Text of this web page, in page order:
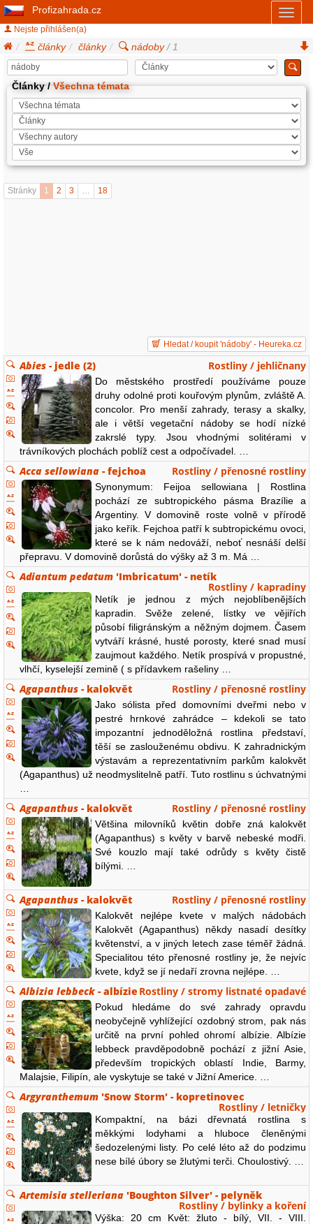
Profizahrada.cz
Nejste přihlášen(a)
články články nádoby/ 1
Články /Všechna témata
Stránky 1 2 3 18
Hledat / koupit 'nádoby' - Heureka.cz
Abies - jedle (2) Rostliny / jehličnany
Do městského prostředí používáme pouze
druhy odolné proti kouřovým plynům, zvláště A.
concolor. Pro menší zahrady, terasy a skalky,
ale i větší vegetační nádoby se hodí nízké
zakrslé typy. Jsou vhodnými solitérami v
trávníkových plochách poblíž cest a odpočívadel. …
Acca sellowiana - fejchoa Rostliny / přenosné rostliny
Synonymum: Feijoa sellowiana | Rostlina
pochází ze subtropického pásma Brazílie a
Argentiny. V domovině roste volně v přírodě
jako keřík. Fejchoa patří k subtropickému ovoci,
které se k nám nedováží, neboť nesnáší delší
přepravu. V domovině dorůstá do výšky až 3 m. Má …
Adiantum pedatum 'Imbricatum' - netík
Rostliny / kapradiny
Netík je jednou z mých nejoblíbenějších
kapradin. Svěže zelené, lístky ve vějiřích
působí filigránským a něžným dojmem. Časem
vytváří krásné, husté porosty, které snad musí
zaujmout každého. Netík prospívá v propustné,
vlhčí, kyselejší zemině ( s přídavkem rašeliny …
Agapanthus - kalokvět Rostliny / přenosné rostliny
Jako sólista před domovními dveřmi nebo v
pestré hrnkové zahrádce – kdekoli se tato
impozantní jednoděložná rostlina představí,
těší se zaslouženému obdivu. K zahradnickým
výstavám a reprezentativním parkům kalokvět
(Agapanthus) už neodmyslitelně patří. Tuto rostlinu s úchvatnými
Agapanthus - kalokvět Rostliny / přenosné rostliny
Většina milovníků květin dobře zná kalokvět
(Agapanthus) s květy v barvě nebeské modři.
Své kouzlo mají také odrůdy s květy čistě
bílými. …
Agapanthus - kalokvět Rostliny / přenosné rostliny
Kalokvět nejlépe kvete v malých nádobách
Kalokvět (Agapanthus) někdy nasadí desítky
květenství, a v jiných letech zase téměř žádná.
Specialitou této přenosné rostliny je, že nejvíc
kvete, když se jí nedaří zrovna nejlépe. …
Albizia lebbeck- albízie Rostliny / stromy listnaté opadavé
Pokud hledáme do své zahrady opravdu
neobyčejně vyhlížející ozdobný strom, pak nás
určitě na první pohled ohromí albízie. Albízie
lebbeck pravděpodobně pochází z jižní Asie,
především tropických oblastí Indie, Barmy,
Malajsie, Filipín, ale vyskytuje se také v Jižní Americe. …
Argyranthemum 'Snow Storm' - kopretinovec
Rostliny / letničky
Kompaktní, na bázi dřevnatá rostlina s
měkkými lodyhami a hluboce členěnými
šedozelenými listy. Po celé léto až do podzimu
nese bílé úbory se žlutými terči. Choulostivý. …
Artemisia stelleriana 'Boughton Silver' - pelyněk
Rostliny / bylinky a koření
Výška: 20 cm Květ: žluto - bílý, VII. - VIII.